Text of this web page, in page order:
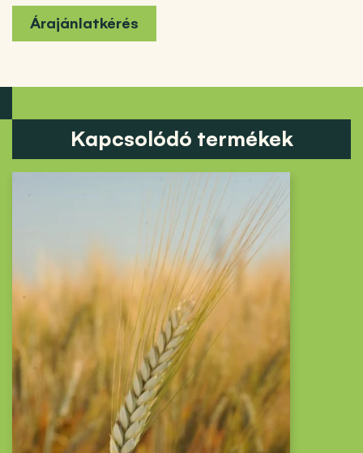
Árajánlatkérés
Kapcsolódó termékek